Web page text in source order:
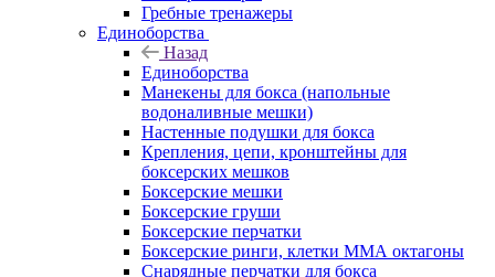
Гребные тренажеры
Единоборства
Назад
Единоборства
Манекены для бокса (напольные
водоналивные мешки)
Настенные подушки для бокса
Крепления, цепи, кронштейны для
боксерских мешков
Боксерские мешки
Боксерские груши
Боксерские перчатки
Боксерские ринги, клетки ММА октагоны
Снарядные перчатки для бокса